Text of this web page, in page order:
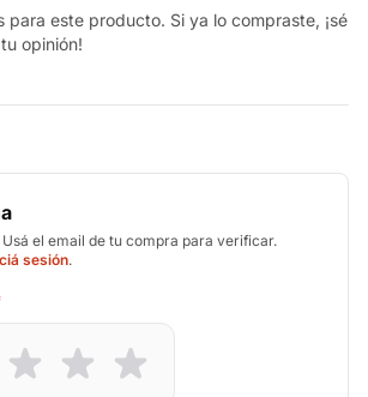
para este producto. Si ya lo compraste, ¡sé
opinión!
el email de tu compra para verificar.
sesión.